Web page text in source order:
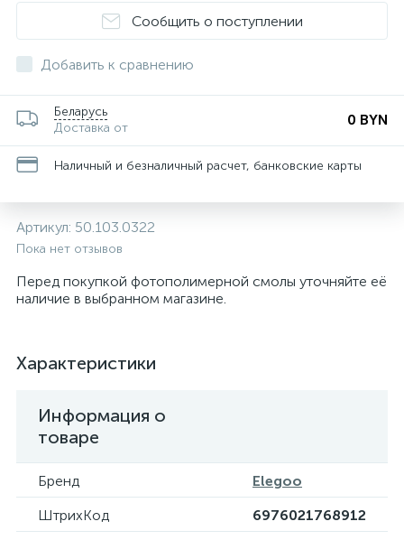
Сообщить о поступлении
Добавить к сравнению
Беларусь
Доставка от
0 BYN
Наличный и безналичный расчет, банковские карты
Артикул: 50.103.0322
Пока нет отзывов
Перед покупкой фотополимерной смолы уточняйте её
наличие в выбранном магазине.
Характеристики
Информация о
товаре
Бренд
Elegoo
ШтрихКод
6976021768912